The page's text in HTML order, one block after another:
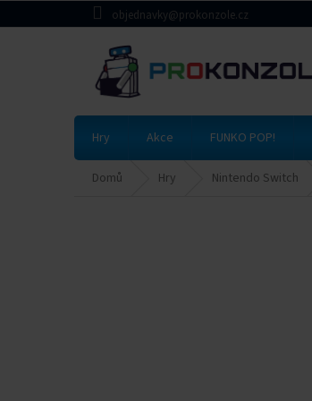
na
objednavky@prokonzole.cz
Hry Akce FUNKO POP!
Domů Hry Nintendo Switch